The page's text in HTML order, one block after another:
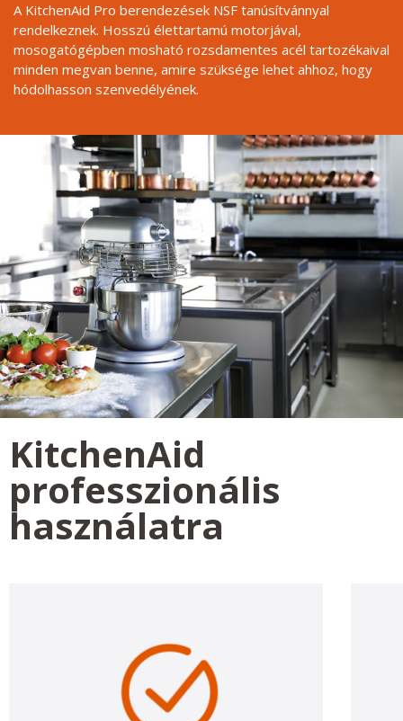
A KitchenAid Pro berendezések NSF tanúsítvánnyal
rendelkeznek. Hosszú élettartamú motorjával,
mosogatógépben mosható rozsdamentes acél tartozékaival
minden megvan benne, amire szüksége lehet ahhoz, hogy
hódolhasson szenvedélyének.
KitchenAid
professzionális
használatra